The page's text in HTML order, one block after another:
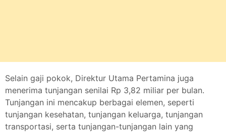
Selain gaji pokok, Direktur Utama Pertamina juga
menerima tunjangan senilai Rp 3,82 miliar per bulan.
Tunjangan ini mencakup berbagai elemen, seperti
tunjangan kesehatan, tunjangan keluarga, tunjangan
transportasi, serta tunjangan-tunjangan lain yang